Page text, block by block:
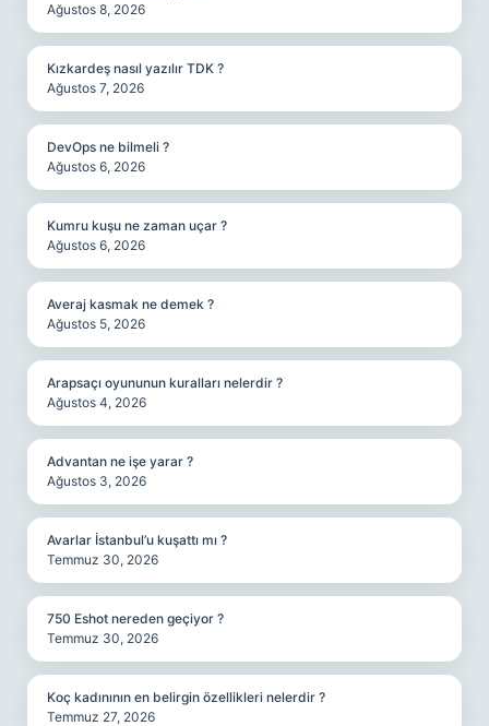
Ağustos 8, 2026
Kızkardeş nasıl yazılır TDK ?
Ağustos 7, 2026
DevOps ne bilmeli ?
Ağustos 6, 2026
Kumru kuşu ne zaman uçar ?
Ağustos 6, 2026
Averaj kasmak ne demek ?
Ağustos 5, 2026
Arapsaçı oyununun kuralları nelerdir ?
Ağustos 4, 2026
Advantan ne işe yarar ?
Ağustos 3, 2026
Avarlar İstanbul’u kuşattı mı ?
Temmuz 30, 2026
750 Eshot nereden geçiyor ?
Temmuz 30, 2026
Koç kadınının en belirgin özellikleri nelerdir ?
Temmuz 27, 2026